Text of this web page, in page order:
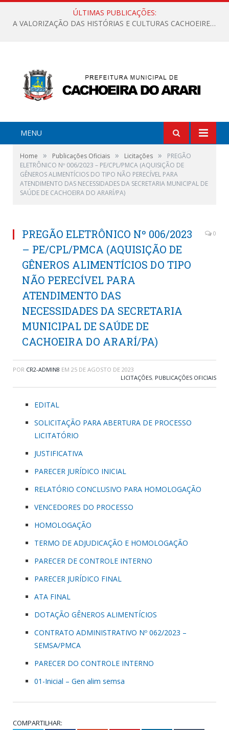
ÚLTIMAS PUBLICAÇÕES:
A VALORIZAÇÃO DAS HISTÓRIAS E CULTURAS CACHOEIRENSES
MENU
Home » Publicações Oficiais » Licitações »
PREGÃO
ELETRÔNICO Nº 006/2023 – PE/CPL/PMCA (AQUISIÇÃO DE
GÊNEROS ALIMENTÍCIOS DO TIPO NÃO PERECÍVEL PARA
ATENDIMENTO DAS NECESSIDADES DA SECRETARIA MUNICIPAL DE
SAÚDE DE CACHOEIRA DO ARARÍ/PA)
PREGÃO ELETRÔNICO Nº 006/2023
– PE/CPL/PMCA (AQUISIÇÃO DE
GÊNEROS ALIMENTÍCIOS DO TIPO
NÃO PERECÍVEL PARA
ATENDIMENTO DAS
NECESSIDADES DA SECRETARIA
MUNICIPAL DE SAÚDE DE
CACHOEIRA DO ARARÍ/PA)
0
POR CR2-ADMIN8 EM 25 DE AGOSTO DE 2023
LICITAÇÕES, PUBLICAÇÕES OFICIAIS
EDITAL
SOLICITAÇÃO PARA ABERTURA DE PROCESSO
LICITATÓRIO
JUSTIFICATIVA
PARECER JURÍDICO INICIAL
RELATÓRIO CONCLUSIVO PARA HOMOLOGAÇÃO
VENCEDORES DO PROCESSO
HOMOLOGAÇÃO
TERMO DE ADJUDICAÇÃO E HOMOLOGAÇÃO
PARECER DE CONTROLE INTERNO
PARECER JURÍDICO FINAL
ATA FINAL
DOTAÇÃO GÊNEROS ALIMENTÍCIOS
CONTRATO ADMINISTRATIVO Nº 062/2023 –
SEMSA/PMCA
PARECER DO CONTROLE INTERNO
01-Inicial – Gen alim semsa
COMPARTILHAR: